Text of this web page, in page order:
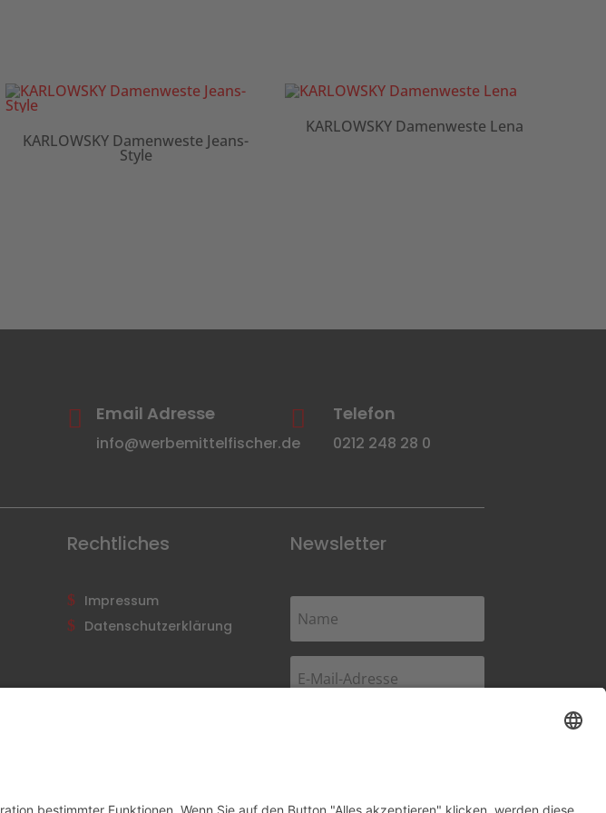
KARLOWSKY Damenweste Jeans-
Style
KARLOWSKY Damenweste Lena
 Email Adresse
info@werbemittelfischer.de
 Telefon
0212 248 28 0
Rechtliches
Impressum
Datenschutzerklärung
Newsletter